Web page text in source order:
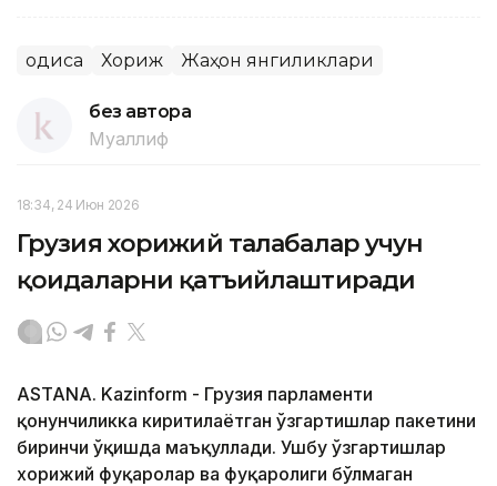
Ҳодиса Хориж Жаҳон янгиликлари
без автора
Муаллиф
18:34, 24 Июн 2026
Грузия хорижий талабалар учун
қоидаларни қатъийлаштиради
ASTANA. Kazinform - Грузия парламенти
қонунчиликка киритилаётган ўзгартишлар пакетини
биринчи ўқишда маъқуллади. Ушбу ўзгартишлар
хорижий фуқаролар ва фуқаролиги бўлмаган